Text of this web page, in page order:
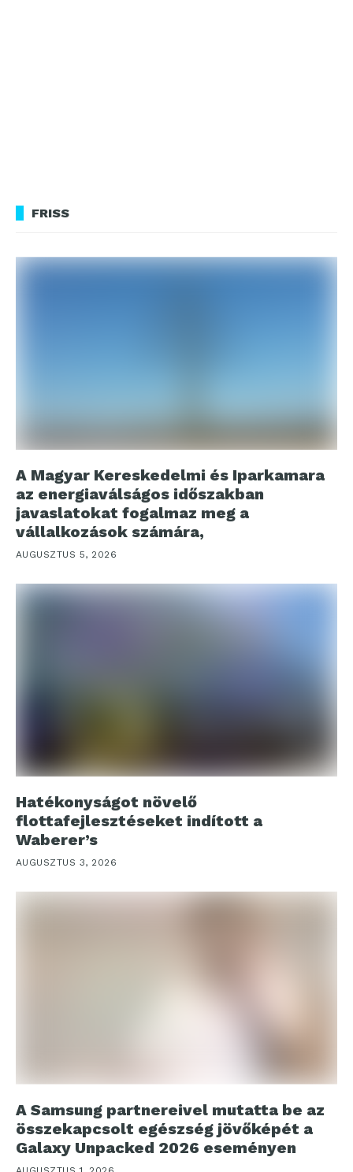
FRISS
A Magyar Kereskedelmi és Iparkamara
az energiaválságos időszakban
javaslatokat fogalmaz meg a
vállalkozások számára,
AUGUSZTUS 5, 2026
Hatékonyságot növelő
flottafejlesztéseket indított a
Waberer’s
AUGUSZTUS 3, 2026
A Samsung partnereivel mutatta be az
összekapcsolt egészség jövőképét a
Galaxy Unpacked 2026 eseményen